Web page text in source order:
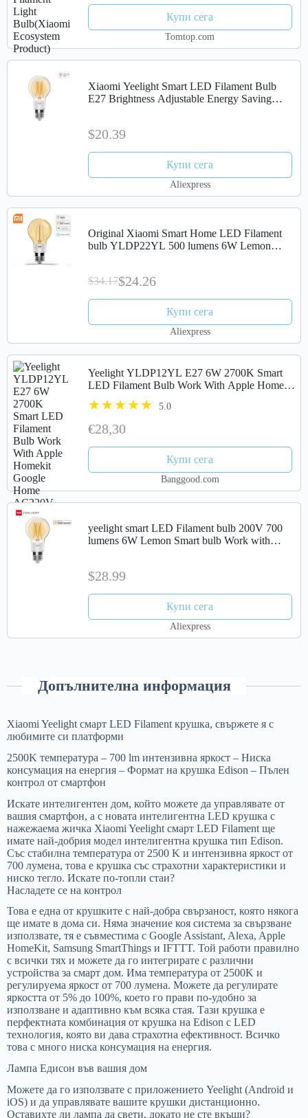
Купи сега
Tomtop.com
Xiaomi Yeelight Smart LED Filament Bulb
E27 Brightness Adjustable Energy Saving
$20.39
Купи сега
Aliexpress
Original Xiaomi Smart Home LED Filament
bulb YLDP22YL 500 lumens 6W Lemon
$34.17$24.26
Купи сега
Aliexpress
Yeelight YLDP12YL E27 6W 2700K Smart
LED Filament Bulb Work With Apple Homekit
Google Home AC220V
5.0
€28,30
Купи сега
Banggood.com
yeelight smart LED Filament bulb 200V 700
lumens 6W Lemon Smart bulb Work with
$28.99
Купи сега
Aliexpress
Допълнителна информация
Xiaomi Yeelight смарт LED Filament крушка, свържете я с
любимите си платформи
2500K температура – 700 lm интензивна яркост – Ниска
консумация на енергия – Формат на крушка Edison – Пълен
контрол от смартфон
Искате интелигентен дом, който можете да управлявате от
вашия смартфон, а с новата интелигентна LED крушка с
нажежаема жичка Xiaomi Yeelight смарт LED Filament ще
имате най-добрия модел интелигентна крушка тип Edison.
Със стабилна температура от 2500 K и интензивна яркост от
700 лумена, това е крушка със страхотни характеристики и
ниско тегло. Искате по-топли стаи?
Насладете се на контрол
Това е една от крушките с най-добра свързаност, която някога
ще имате в дома си. Няма значение коя система за свързване
използвате, тя е съвместима с Google Assistant, Alexa, Apple
HomeKit, Samsung SmartThings и IFTTT. Той работи правилно
с всички тях и можете да го интегрирате с различни
устройства за смарт дом. Има температура от 2500K и
регулируема яркост от 700 лумена. Можете да регулирате
яркостта от 5% до 100%, което го прави по-удобно за
използване и адаптивно към всяка стая. Тази крушка е
перфектната комбинация от крушка на Edison с LED
технология, която ви дава страхотна ефективност. Всичко
това с много ниска консумация на енергия.
Лампа Едисон във вашия дом
Можете да го използвате с приложението Yeelight (Android и
iOS) и да управлявате вашите крушки дистанционно.
Оставихте ли лампа да свети, докато не сте вкъщи?